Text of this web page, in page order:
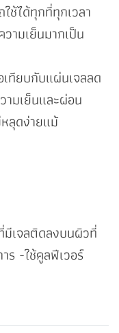
ช้ได้ทุกที่ทุกเวลา
ามเย็นมากเป็น
เทียบกับแผ่นเจลลด
มเย็นและผ่อน
ลุดง่ายแม้
เจลติดลงบนผิวที่
ร -ใช้คูลฟีเวอร์